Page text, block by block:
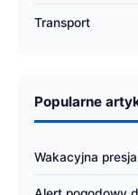
Transport
Popularne
Wakacyjna